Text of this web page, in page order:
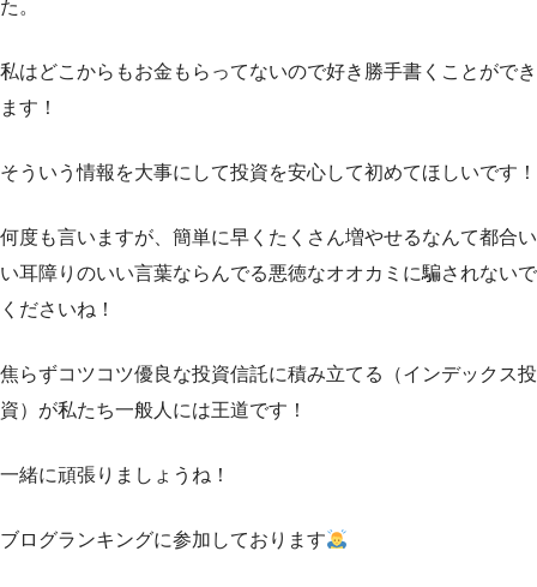
た。
私はどこからもお金もらってないので好き勝手書くことができ
ます！
そういう情報を大事にして投資を安心して初めてほしいです！
何度も言いますが、簡単に早くたくさん増やせるなんて都合い
い耳障りのいい言葉ならんでる悪徳なオオカミに騙されないで
くださいね！
焦らずコツコツ優良な投資信託に積み立てる（インデックス投
資）が私たち一般人には王道です！
一緒に頑張りましょうね！
ブログランキングに参加しております